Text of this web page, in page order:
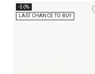
Damastduk 150x270 cm
-50%
LAST CHANCE TO BUY